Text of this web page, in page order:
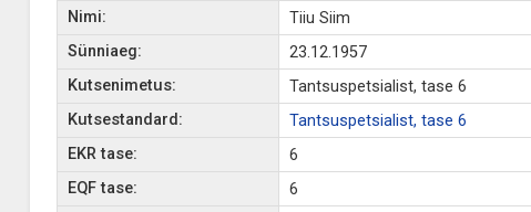
Nimi:
Tiiu Siim
Sünniaeg:
23.12.1957
Kutsenimetus:
Tantsuspetsialist, tase 6
Kutsestandard:
Tantsuspetsialist, tase 6
EKR tase:
6
EQF tase:
6